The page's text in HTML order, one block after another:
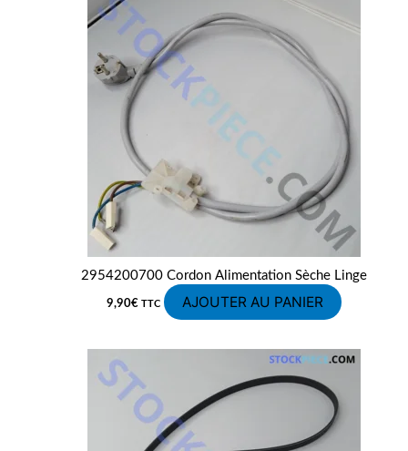
2954200700 Cordon Alimentation Sèche Linge
9,90€ TTC AJOUTER AU PANIER